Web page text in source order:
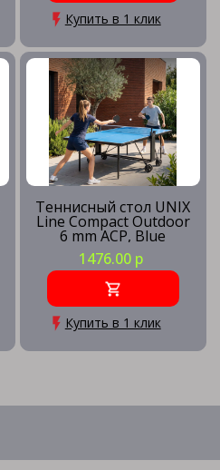
Купить в 1 клик
Теннисный стол UNIX
Line Compact Outdoor
6 mm ACP, Blue
1476.00 р
Купить в 1 клик